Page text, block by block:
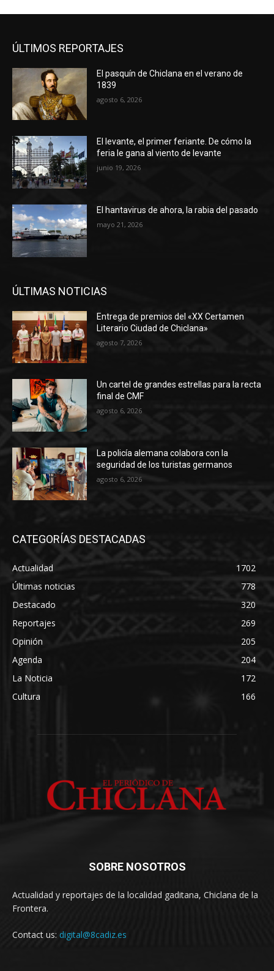
ÚLTIMOS REPORTAJES
El pasquín de Chiclana en el verano de
1839
agosto 6, 2026
El levante, el primer feriante. De cómo la
feria le gana al viento de levante
junio 19, 2026
El hantavirus de ahora, la rabia del pasado
mayo 21, 2026
ÚLTIMAS NOTICIAS
Entrega de premios del «XX Certamen
Literario Ciudad de Chiclana»
agosto 7, 2026
Un cartel de grandes estrellas para la recta
final de CMF
agosto 6, 2026
La policía alemana colabora con la
seguridad de los turistas germanos
agosto 6, 2026
CATEGORÍAS DESTACADAS
Actualidad
1702
Últimas noticias
778
Destacado
320
Reportajes
269
Opinión
205
Agenda
204
La Noticia
172
Cultura
166
SOBRE NOSOTROS
Actualidad y reportajes de la localidad gaditana, Chiclana de la
Frontera.
Contact us: digital@8cadiz.es